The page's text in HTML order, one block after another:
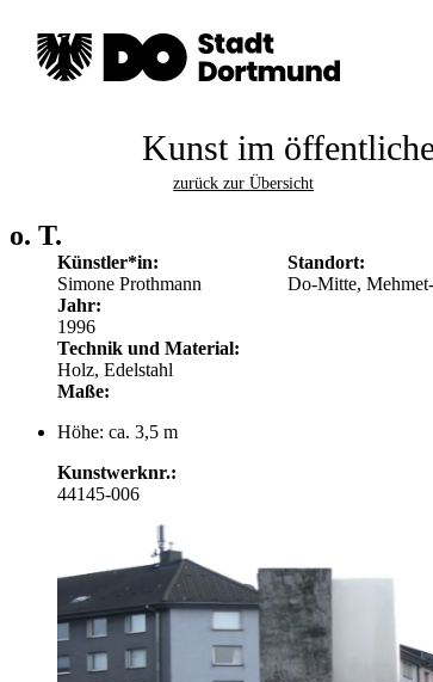
Kunst im
zurück zur Übersicht
o. T.
Künstler*in:
Simone Prothmann
Jahr:
1996
Technik und Material:
Holz, Edelstahl
Maße:
Höhe: ca. 3,5 m
Kunstwerknr.:
44145-006
Standort:
Do-Mitte,